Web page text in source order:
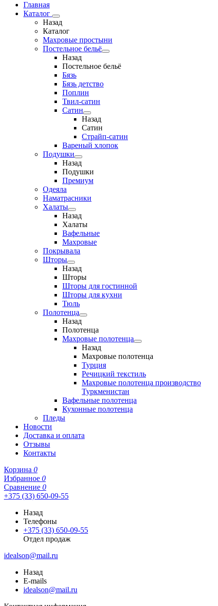
Главная
Каталог
Назад
Каталог
Махровые простыни
Постельное бельё
Назад
Постельное бельё
Бязь
Бязь детство
Поплин
Твил-сатин
Сатин
Назад
Сатин
Страйп-сатин
Вареный хлопок
Подушки
Назад
Подушки
Премиум
Одеяла
Наматрасники
Халаты
Назад
Халаты
Вафельные
Махровые
Покрывала
Шторы
Назад
Шторы
Шторы для гостинной
Шторы для кухни
Тюль
Полотенца
Назад
Полотенца
Махровые полотенца
Назад
Махровые полотенца
Турция
Речицкий текстиль
Махровые полотенца производство
Туркменистан
Вафельные полотенца
Кухонные полотенца
Пледы
Новости
Доставка и оплата
Отзывы
Контакты
Корзина 0
Избранное 0
Сравнение 0
+375 (33) 650-09-55
Назад
Телефоны
+375 (33) 650-09-55
Отдел продаж
idealson@mail.ru
Назад
E-mails
idealson@mail.ru